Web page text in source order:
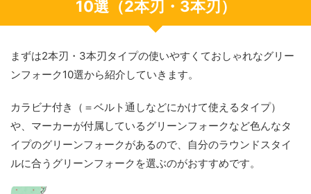
10選（2本刃・3本刃）
まずは2本刃・3本刃タイプの使いやすくておしゃれなグリー
ンフォーク10選から紹介していきます。
カラビナ付き（＝ベルト通しなどにかけて使えるタイプ）
や、マーカーが付属しているグリーンフォークなど色んなタ
イプのグリーンフォークがあるので、自分のラウンドスタイ
ルに合うグリーンフォークを選ぶのがおすすめです。